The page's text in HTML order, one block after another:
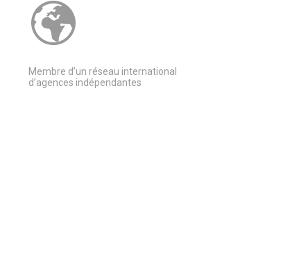
Membre d’un réseau international
d’agences indépendantes